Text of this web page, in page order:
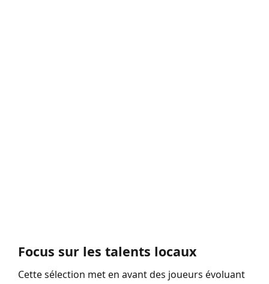
Focus sur les talents locaux
Cette sélection met en avant des joueurs évoluant